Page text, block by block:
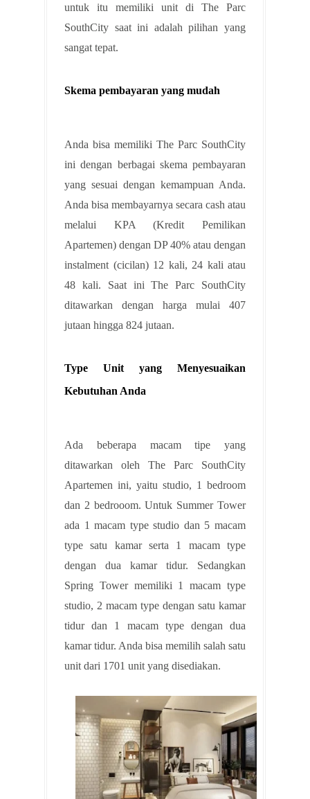
untuk itu memiliki unit di The Parc
SouthCity saat ini adalah pilihan yang
sangat tepat.
Skema pembayaran yang mudah
Anda bisa memiliki The Parc SouthCity
ini dengan berbagai skema pembayaran
yang sesuai dengan kemampuan Anda.
Anda bisa membayarnya secara cash atau
melalui KPA (Kredit Pemilikan
Apartemen) dengan DP 40% atau dengan
instalment (cicilan) 12 kali, 24 kali atau
48 kali. Saat ini The Parc SouthCity
ditawarkan dengan harga mulai 407
jutaan hingga 824 jutaan.
Type Unit yang Menyesuaikan
Kebutuhan Anda
Ada beberapa macam tipe yang
ditawarkan oleh The Parc SouthCity
Apartemen ini, yaitu studio, 1 bedroom
dan 2 bedrooom. Untuk Summer Tower
ada 1 macam type studio dan 5 macam
type satu kamar serta 1 macam type
dengan dua kamar tidur. Sedangkan
Spring Tower memiliki 1 macam type
studio, 2 macam type dengan satu kamar
tidur dan 1 macam type dengan dua
kamar tidur. Anda bisa memilih salah satu
unit dari 1701 unit yang disediakan.